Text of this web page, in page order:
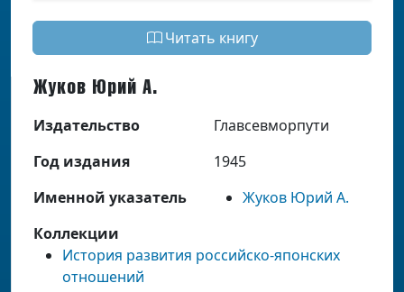
Читать книгу
Жуков Юрий А.
Издательство
Главсевморпути
Год издания
1945
Именной указатель
Жуков Юрий А.
Коллекции
История развития российско-японских
отношений